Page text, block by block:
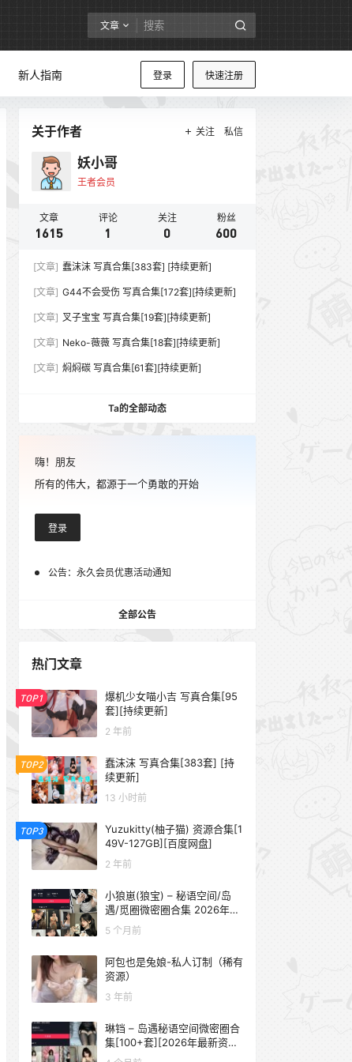
文章
登录 快速注册
新人指南
关于作者 关注 私信
妖小哥
王者会员
文章
1615
评论
1
关注
0
粉丝
600
[文章] 蠢沫沫 写真合集[383套] [持续更新]
[文章] G44不会受伤 写真合集[172套][持续更新]
[文章] 叉子宝宝 写真合集[19套][持续更新]
[文章] Neko-薇薇 写真合集[18套][持续更新]
[文章] 焖焖碳 写真合集[61套][持续更新]
Ta的全部动态
嗨！朋友
所有的伟大，都源于一个勇敢的开始
登录
公告： 永久会员优惠活动通知
全部公告
热门文章
TOP1
爆机少女喵小吉 写真合集[95
套][持续更新]
2 年前
TOP2
蠢沫沫 写真合集[383套] [持
续更新]
13 小时前
TOP3
Yuzukitty(柚子猫) 资源合集[1
49V-127GB][百度网盘]
2 年前
小狼崽(狼宝) – 秘语空间/岛
遇/觅圈微密圈合集 2026年抖
音资源更新中
5 个月前
阿包也是兔娘-私人订制（稀有
资源）
3 年前
琳铛 – 岛遇秘语空间微密圈合
集[100+套][2026年最新资源
更新中]